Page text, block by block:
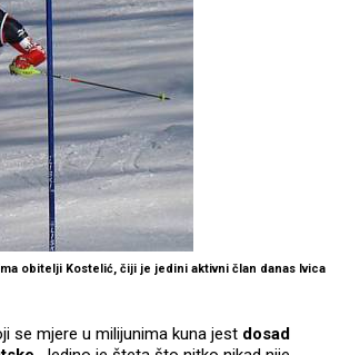
obitelji Kostelić, čiji je jedini aktivni član danas Ivica
se mjere u milijunima kuna jest dosad